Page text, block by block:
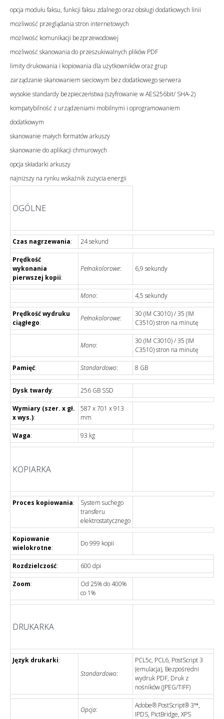
opcja modułu faksu, funkcji faksu zdalnego oraz obsługi dodatkowych linii
możliwość przeglądania stron internetowych
możliwość komunikacji bezprzewodowej
możliwość skanowania do przeszukiwalnych plików PDF
limity drukowania i kopiowania dla użytkowników oraz grup
zarządzanie skanowaniem sieciowym bez dodatkowego serwera
wysokie standardy bezpieczeństwa (szyfrowanie w AES256bit/ SHA-2)
kompatybilność z urządzeniami mobilnymi i oprogramowaniem
dodatkowym
skanowanie małych formatów arkuszy
skanowanie do aplikacji chmurowych
opcja składarki arkuszy
najniższy na rynku wskaźnik zużycia energii
OGÓLNE
Czas nagrzewania: 24 sekund
Prędkość
wykonania
pierwszej kopii:
Pełnokolorowe: 6,9 sekundy
Mono: 4,5 sekundy
Prędkość wydruku
ciągłego:
Pełnokolorowe:
30 (IM C3010) / 35 (IM
C3510) stron na minutę
Mono:
30 (IM C3010) / 35 (IM
C3510) stron na minutę
Pamięć: Standardowo: 8 GB
Dysk twardy: 256 GB SSD
Wymiary (szer. x gł.
x wys.):
587 x 701 x 913
mm
Waga: 93 kg
KOPIARKA
Proces kopiowania:
System suchego
transferu
elektrostatycznego
Kopiowanie
wielokrotne:
Do 999 kopii
Rozdzielczość: 600 dpi
Zoom:
Od 25% do 400%
co 1%
DRUKARKA
Język drukarki:
Standardowo:
PCL5c, PCL6, PostScript 3
(emulacja), Bezpośredni
wydruk PDF, Druk z
nośników (JPEG/TIFF)
Opcja:
Adobe® PostScript® 3™,
IPDS, PictBridge, XPS